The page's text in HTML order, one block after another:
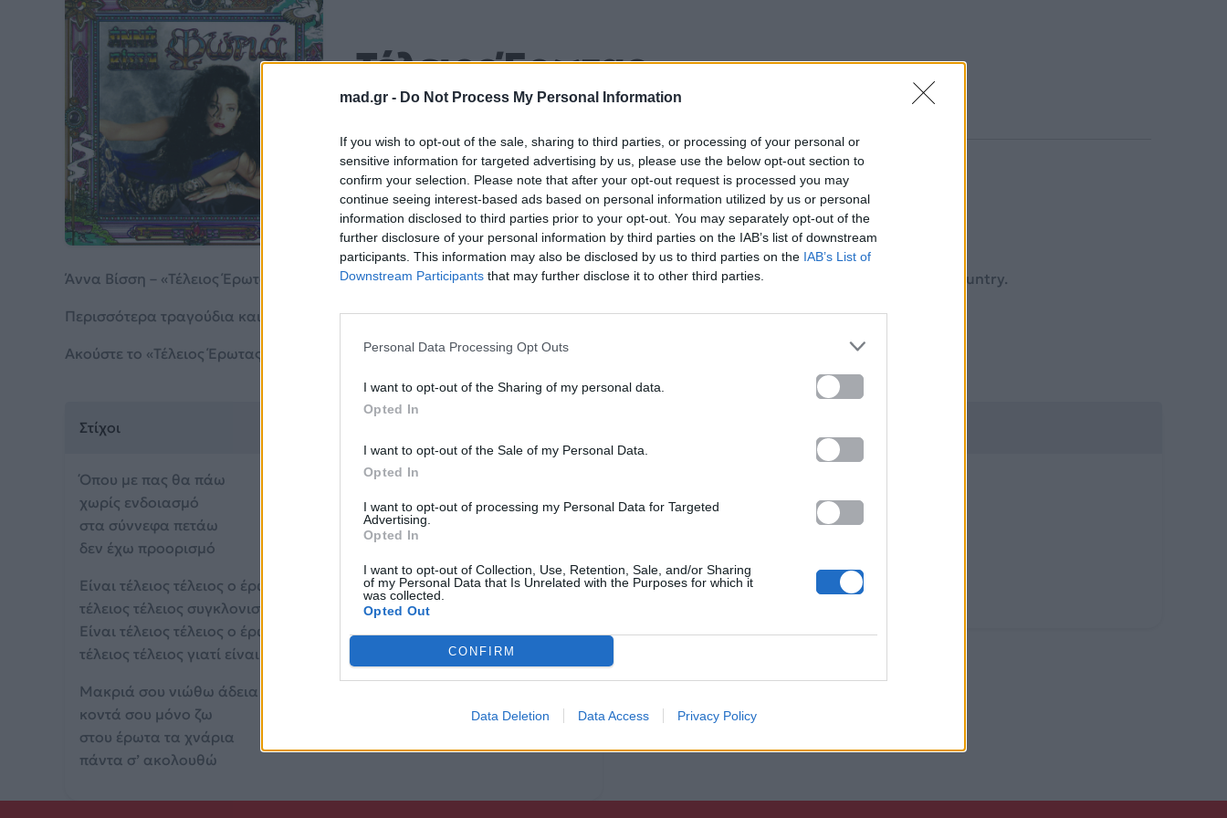
mad.gr - Do Not Process My Personal Information
If you wish to opt-out of the sale, sharing to third parties, or processing of your personal or
sensitive information for targeted advertising by us, please use the below opt-out section to
confirm your selection. Please note that after your opt-out request is processed you may
continue seeing interest-based ads based on personal information utilized by us or personal
information disclosed to third parties prior to your opt-out. You may separately opt-out of the
further disclosure of your personal information by third parties on the IAB’s list of downstream
participants. This information may also be disclosed by us to third parties on the IAB’s List of
Downstream Participants that may further disclose it to other third parties.
Personal Data Processing Opt Outs
I want to opt-out of the Sharing of my personal data.
Opted In
I want to opt-out of the Sale of my Personal Data.
Opted In
I want to opt-out of processing my Personal Data for Targeted
Advertising.
Opted In
I want to opt-out of Collection, Use, Retention, Sale, and/or Sharing
of my Personal Data that Is Unrelated with the Purposes for which it
was collected.
Opted Out
CONFIRM
Data Deletion Data Access Privacy Policy
Τέλειος Έρωτας
Άννα Βίσση
Από το ΆλμπουμΦωτιάπου κυκλοφόρησε το 1989
Άννα Βίσση – «Τέλειος Έρωτας» (1989). Περιλαμβάνεται στο άλμπουμ «Φωτιά». Μουσικά κινείται στο ύφος Pop, Folk, World, & Country.
Περισσότερα τραγούδια και πληροφορίες στησελίδα στο Mad.gr.
Ακούστε το «Τέλειος Έρωτας» σε Spotify, YouTube και στο Mad.gr.
Στίχοι
Όπου με πας θα πάω
χωρίς ενδοιασμό
στα σύννεφα πετάω
δεν έχω προορισμό
Είναι τέλειος τέλειος ο έρωτας αυτός
τέλειος τέλειος συγκλονιστικός
Είναι τέλειος τέλειος ο έρωτας αυτός
τέλειος τέλειος γιατί είναι αληθινός
Μακριά σου νιώθω άδεια
κοντά σου μόνο ζω
στου έρωτα τα χνάρια
πάντα σ’ ακολουθώ